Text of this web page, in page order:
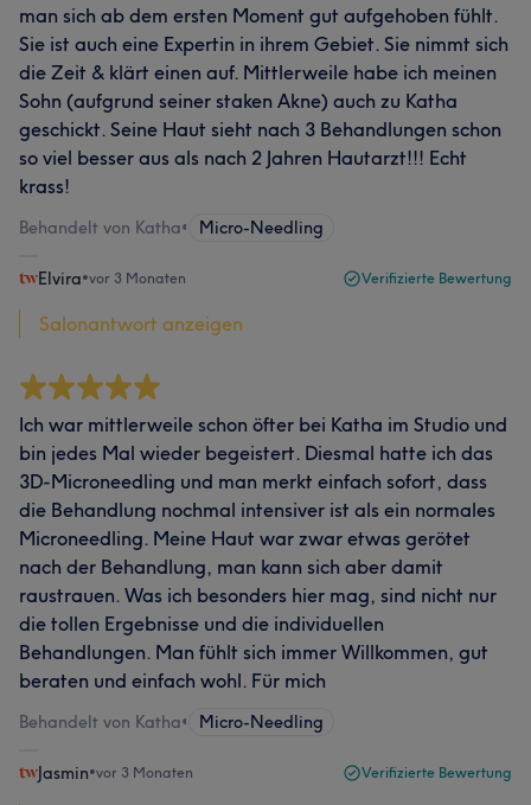
man sich ab dem ersten Moment gut aufgehoben fühlt.
Sie ist auch eine Expertin in ihrem Gebiet. Sie nimmt sich
die Zeit & klärt einen auf. Mittlerweile habe ich meinen
Sohn (aufgrund seiner staken Akne) auch zu Katha
geschickt. Seine Haut sieht nach 3 Behandlungen schon
so viel besser aus als nach 2 Jahren Hautarzt!!! Echt
krass!
Behandelt von Katha• Micro-Needling
Elvira•vor 3 Monaten Verifizierte Bewertung
Salonantwort anzeigen
Ich war mittlerweile schon öfter bei Katha im Studio und
bin jedes Mal wieder begeistert. Diesmal hatte ich das
3D-Microneedling und man merkt einfach sofort, dass
die Behandlung nochmal intensiver ist als ein normales
Microneedling. Meine Haut war zwar etwas gerötet
nach der Behandlung, man kann sich aber damit
raustrauen. Was ich besonders hier mag, sind nicht nur
die tollen Ergebnisse und die individuellen
Behandlungen. Man fühlt sich immer Willkommen, gut
beraten und einfach wohl. Für mich
Behandelt von Katha• Micro-Needling
Jasmin•vor 3 Monaten Verifizierte Bewertung